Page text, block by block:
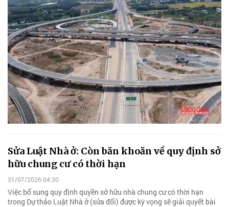
Sửa Luật Nhà ở: Còn băn khoăn về quy định sở
hữu chung cư có thời hạn
31/07/2026 04:30
Việc bổ sung quy định quyền sở hữu nhà chung cư có thời hạn
trong Dự thảo Luật Nhà ở (sửa đổi) được kỳ vọng sẽ giải quyết bài